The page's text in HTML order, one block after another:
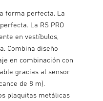
forma perfecta. La
La RS PRO
en vestíbulos,
Combina diseño
en combinación con
gracias al sensor
de 8 m).
plaquitas metálicas